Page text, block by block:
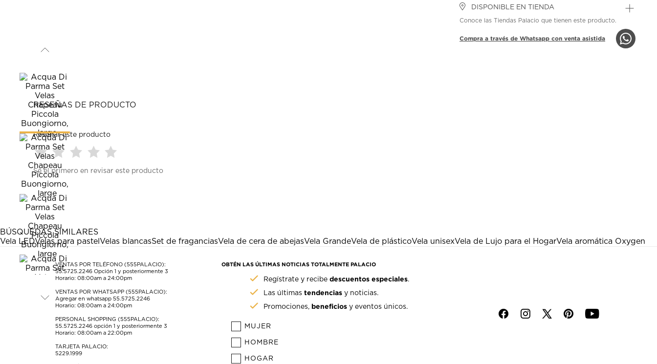
DISPONIBLE EN TIENDA
Conoce las Tiendas Palacio que tienen este producto.
Compra a través de Whatsapp con venta asistida
RESEÑAS DE PRODUCTO
Reseñar este producto
Seleccionar
para
calificar
el
artículo
con
1
estrella
Esta
acción
abrirá
el
formulario
envío.
Seleccionar
para
calificar
el
artículo
con
2
estrellas.
Esta
acción
abrirá
el
formulario
envío.
para
estrellas.
Esta
acción
el
formulario
envío.
para
estrellas.
Esta
acción
el
formulario
envío.
para
Esta
acción
el
formulario
envío.
Sé el primero en revisar este producto
BÚSQUEDAS SIMILARES
Vela LEDVelas para pastel Velas blancasSet de fraganciasVela de cera de abejasVela GrandeVela de plásticoVela unisexVela de Lujo para el HogarVela aromática Oxygen
VENTAS POR TELÉFONO (555PALACIO):
55.5725.2246 Opción 1 y posteriormente 3
Horario: 08:00am a 24:00pm
VENTAS POR WHATSAPP (555PALACIO):
Agregar en whatsapp 55.5725.2246
Horario: 08:00am a 24:00pm
PERSONAL SHOPPING (555PALACIO):
55.5725.2246 opción 1 y posteriormente 3
Horario: 08:00am a 22:00pm
TARJETA PALACIO:
5229.1999
OBTÉN LAS ÚLTIMAS NOTICIAS TOTALMENTE PALACIO
Regístrate y recibedescuentos especiales.
Las últimastendencias y noticias.
Promociones, beneficios y eventos únicos.
MUJER
HOMBRE
HOGAR
f i p y